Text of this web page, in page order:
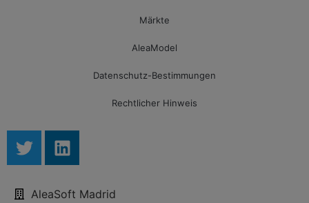
Märkte
AleaModel
Datenschutz-Bestimmungen
Rechtlicher Hinweis
AleaSoft Madrid